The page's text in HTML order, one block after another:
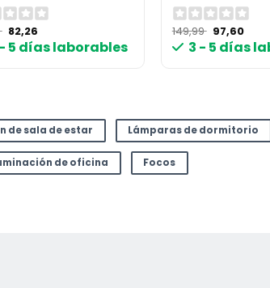
El
precio
original
82,26
precio
actual
5 días laborables
149,99 El
precio
original
97,60
3 - 5 días
de sala de estar Lámparas de dormitorio
de oficina Focos